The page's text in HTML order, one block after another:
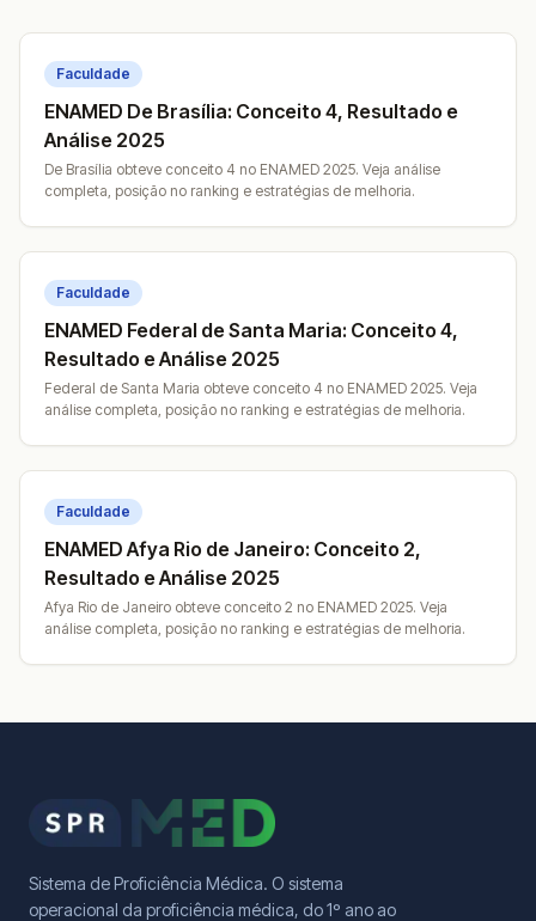
Faculdade
ENAMED De Brasília: Conceito 4, Resultado e
Análise 2025
De Brasília obteve conceito 4 no ENAMED 2025. Veja análise
completa, posição no ranking e estratégias de melhoria.
Faculdade
ENAMED Federal de Santa Maria: Conceito 4,
Resultado e Análise 2025
Federal de Santa Maria obteve conceito 4 no ENAMED 2025. Veja
análise completa, posição no ranking e estratégias de melhoria.
Faculdade
ENAMED Afya Rio de Janeiro: Conceito 2,
Resultado e Análise 2025
Afya Rio de Janeiro obteve conceito 2 no ENAMED 2025. Veja
análise completa, posição no ranking e estratégias de melhoria.
Sistema de Proficiência Médica. O sistema
operacional da proficiência médica, do 1º ano ao